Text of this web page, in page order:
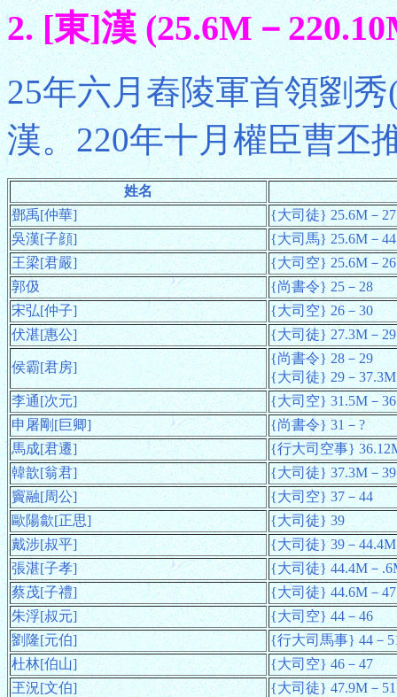
2. [東]漢 (25.6M－
25年六月舂陵軍首領劉
漢。220年十月權臣曹丕
姓名
鄧禹[仲華]
{大司徒} 25.6M－
吳漢[子顔]
{大司馬} 25.6M－44
王梁[君嚴]
{大司空} 25.6M－26
郭伋
{尚書令} 25－28
宋弘[仲子]
{大司空} 26－30
伏湛[惠公]
{大司徒} 27.3M－29
侯霸[君房]
{尚書令} 28－29
{大司徒} 29－37.3M
李通[次元]
{大司空} 31.5M－
申屠剛[巨卿]
{尚書令} 31－?
馬成[君遷]
{行大司空事}
韓歆[翁君]
{大司徒} 37.3M－
竇融[周公]
{大司空} 37－44
歐陽歙[正思]
{大司徒} 39
戴涉[叔平]
{大司徒} 39－44.4M
張湛[子孝]
{大司徒} 44.4M－
蔡茂[子禮]
{大司徒} 44.6M－
朱浮[叔元]
{大司空} 44－46
劉隆[元伯]
{行大司馬事} 44－
杜林[伯山]
{大司空} 46－47
玊況[文伯]
{大司徒} 47.9M－